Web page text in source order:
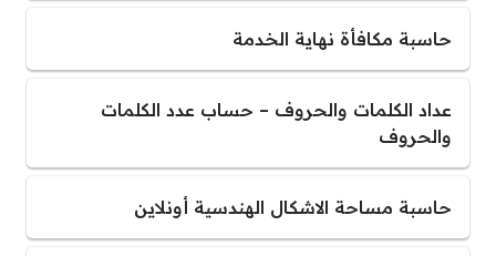
حاسبة مكافأة نهاية الخدمة
عداد الكلمات والحروف – حساب عدد الكلمات
والحروف
حاسبة مساحة الاشكال الهندسية أونلاين